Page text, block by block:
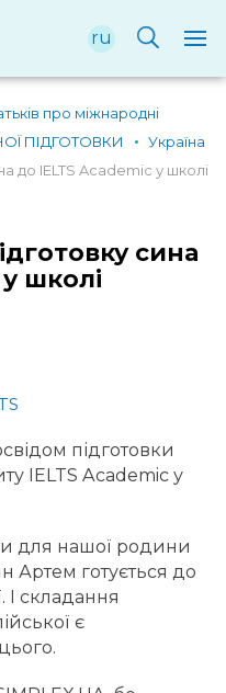
ru
про міжнародні
ПІДГОТОВКИ
Україна
до IELTS Academic у школі
сина
школі
підготовки
IELTS Academic у
для нашої родини
Артем готується до
І складання
є